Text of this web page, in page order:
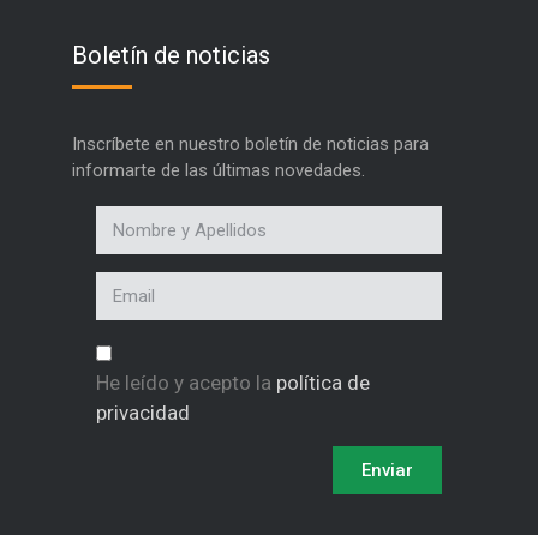
Boletín de noticias
Inscríbete en nuestro boletín de noticias para
informarte de las últimas novedades.
He leído y acepto la política de
privacidad
Enviar